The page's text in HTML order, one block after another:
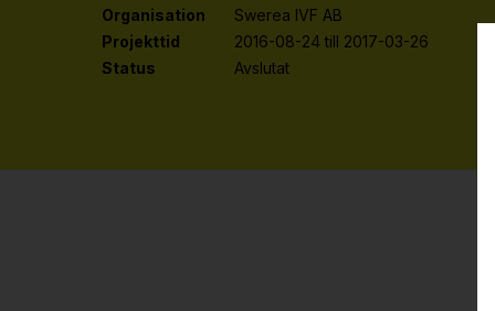
Organisation
Swerea IVF AB
Projekttid
2016-08-24 till 2017-03-26
Status
Avslutat